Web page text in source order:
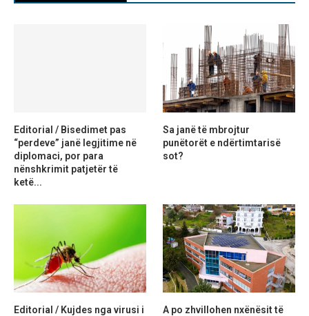
Editorial / Bisedimet pas
“perdeve” janë legjitime në
diplomaci, por para
nënshkrimit patjetër të
ketë...
Sa janë të mbrojtur
punëtorët e ndërtimtarisë
sot?
Editorial / Kujdes nga virusi i
A po zhvillohen nxënësit të